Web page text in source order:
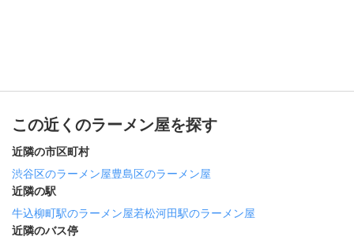
この近くのラーメン屋を探す
近隣の市区町村
渋谷区のラーメン屋豊島区のラーメン屋
近隣の駅
牛込柳町駅のラーメン屋若松河田駅のラーメン屋
近隣のバス停